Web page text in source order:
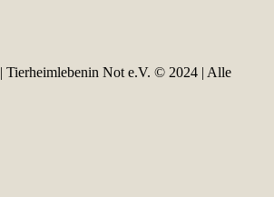
| Tierheimlebenin Not e.V. © 2024 | Alle